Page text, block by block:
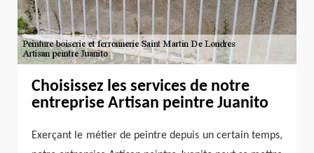
Choisissez les services de notre
entreprise Artisan peintre Juanito
Exerçant le métier de peintre depuis un certain temps,